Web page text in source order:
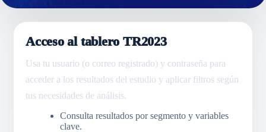
Acceso al tablero TR2023
Usa tu usuario (o correo registrado) y contraseña para
acceder a los resultados del estudio y aplicar filtros según
tus necesidades de análisis.
Consulta resultados por segmento y variables
clave.